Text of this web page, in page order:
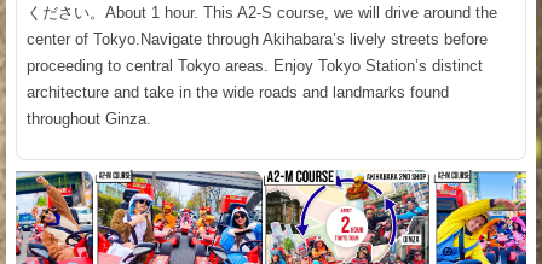
ください。About 1 hour. This A2-S course, we will drive around the
center of Tokyo.Navigate through Akihabara’s lively streets before
proceeding to central Tokyo areas. Enjoy Tokyo Station’s distinct
architecture and take in the wide roads and landmarks found
throughout Ginza.